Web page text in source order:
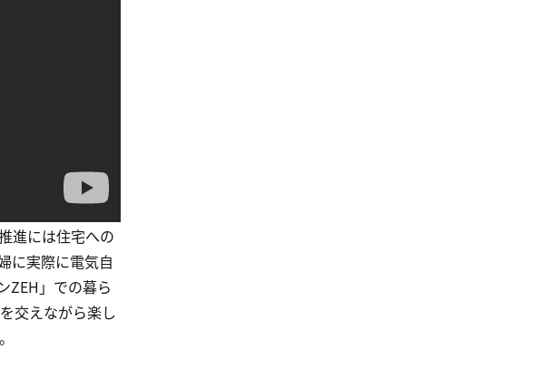
進には住宅への
に実際に電気自
ZEH」での暮ら
交えながら楽し